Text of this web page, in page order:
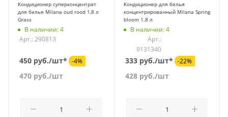
Кондиционер суперконцентрат
для белья Milana oud rood 1,8 л
Grass
В наличии: 4
Арт.: 290813
450 руб./шт* -4%
470 руб./шт
Кондиционер для белья
концентрированный Milana Spring
bloom 1.8 л
В наличии: 4
Арт.:
9131340
333 руб./шт* -22%
428руб./шт